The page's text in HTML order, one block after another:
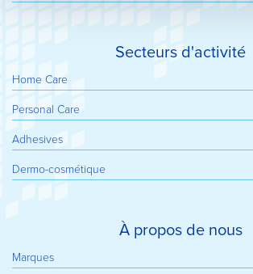
Secteurs d'activité
Home Care
Personal Care
Adhesives
Dermo-cosmétique
À propos de nous
Marques